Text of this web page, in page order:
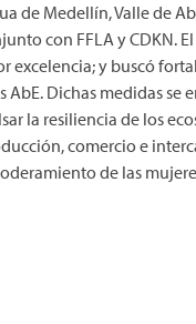
de Medellín, Valle de
con FFLA y CDKN.
excelencia; y buscó
Dichas medidas
la resiliencia de los
comercio e
de las